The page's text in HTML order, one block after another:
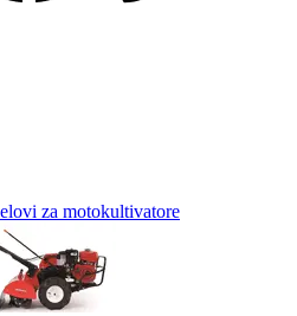
za motokultivatore